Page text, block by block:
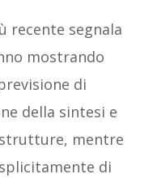
recente segnala
mostrando
di
della sintesi e
mentre
di